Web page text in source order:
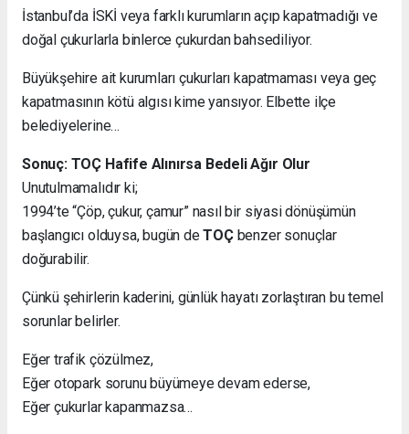
İstanbul’da İSKİ veya farklı kurumların açıp kapatmadığı ve
doğal çukurlarla binlerce çukurdan bahsediliyor.
Büyükşehire ait kurumları çukurları kapatmaması veya geç
kapatmasının kötü algısı kime yansıyor. Elbette ilçe
belediyelerine…
Sonuç: TOÇ Hafife Alınırsa Bedeli Ağır Olur
Unutulmamalıdır ki;
1994’te “Çöp, çukur, çamur” nasıl bir siyasi dönüşümün
başlangıcı olduysa, bugün deTOÇbenzer sonuçlar
doğurabilir.
Çünkü şehirlerin kaderini, günlük hayatı zorlaştıran bu temel
sorunlar belirler.
Eğer trafik çözülmez,
Eğer otopark sorunu büyümeye devam ederse,
Eğer çukurlar kapanmazsa…